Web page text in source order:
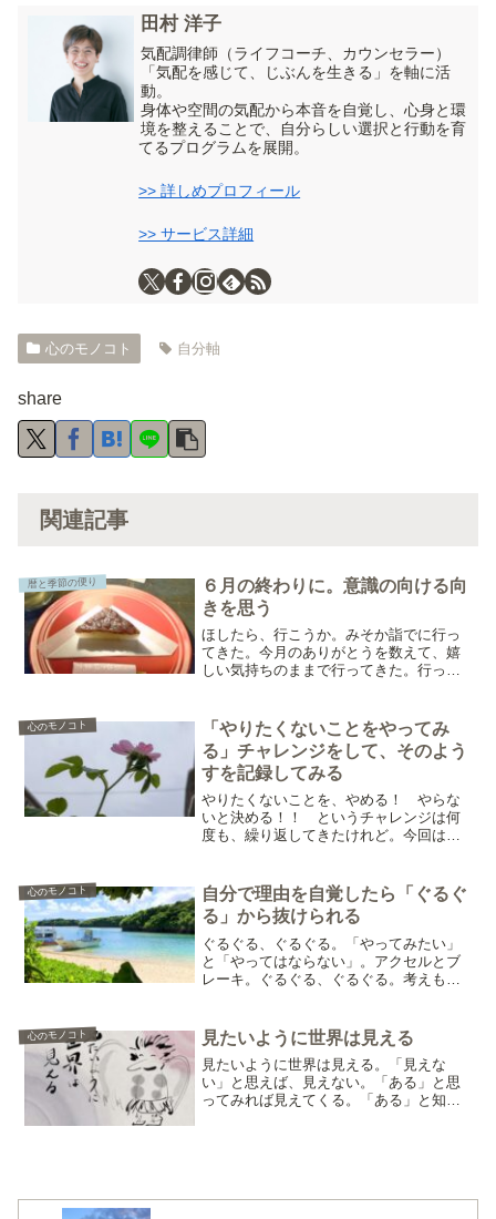
田村 洋子
気配調律師（ライフコーチ、カウンセラー）
「気配を感じて、じぶんを生きる」を軸に活
動。
身体や空間の気配から本音を自覚し、心身と環
境を整えることで、自分らしい選択と行動を育
てるプログラムを展開。
>> 詳しめプロフィール
>> サービス詳細
心のモノコト 自分軸
share
関連記事
暦と季節の便り
６月の終わりに。意識の向ける向
きを思う
ほしたら、行こうか。みそか詣でに行っ
てきた。今月のありがとうを数えて、嬉
しい気持ちのままで行ってきた。行って
た。この神社では月おくれで旧暦を迎え
るのかな。それとも、今年だ...
心のモノコト
「やりたくないことをやってみ
る」チャレンジをして、そのよう
すを記録してみる
やりたくないことを、やめる！ やらな
いと決める！！ というチャレンジは何
度も、繰り返してきたけれど。今回は
りたくないんだけれど。でも、あえて！
やってみるか。……そんなチ...
心のモノコト
自分で理由を自覚したら「ぐるぐ
る」から抜けられる
ぐるぐる、ぐるぐる。「やってみたい」
と「やってはならない」。アクセルとブ
レーキ。ぐるぐる、ぐるぐる。考えも行
持ちが浮かんで来たのに、そのことは、
やってはならない（かもし...
心のモノコト 見たいように世界は見える
見たいように世界は見える。「見えな
い」と思えば、見えない。「ある」と思
ってみれば見えてくる。「ある」と知っ